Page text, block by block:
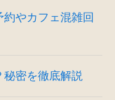
やカフェ混雑回
密を徹底解説